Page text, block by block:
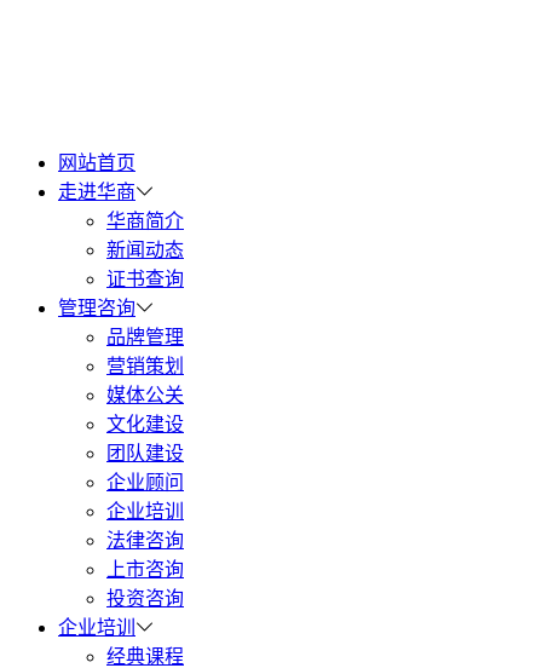
网站首页
走进华商
华商简介
新闻动态
证书查询
管理咨询
品牌管理
营销策划
媒体公关
文化建设
团队建设
企业顾问
企业培训
法律咨询
上市咨询
投资咨询
企业培训
经典课程